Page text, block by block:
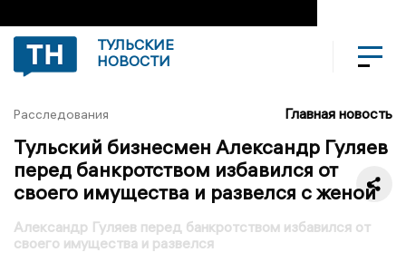
ТУЛЬСКИЕ
НОВОСТИ
Расследования Главная новость
Тульский бизнесмен Александр Гуляев
перед банкротством избавился от
своего имущества и развелся с женой
Александр Гуляев перед банкротством избавился от
своего имущества и развелся